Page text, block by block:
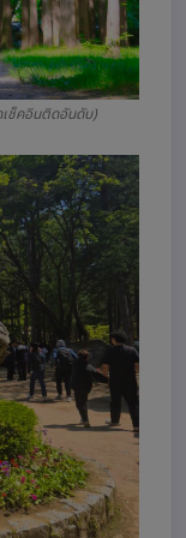
เช็คอินติดอันดับ)